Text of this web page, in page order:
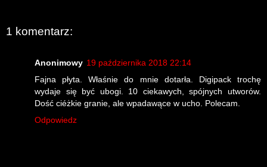
1 komentarz:
Anonimowy 19 października 2018 22:14
Fajna płyta. Właśnie do mnie dotarła. Digipack trochę
wydaje się być ubogi. 10 ciekawych, spójnych utworów.
Dość ciéżkie granie, ale wpadawące w ucho. Polecam.
Odpowiedz